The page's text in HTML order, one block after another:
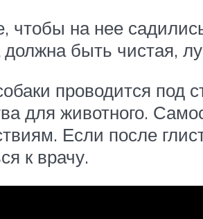
чтобы на нее
должна быть чистая,
проводится под
для животного.
Если после
к врачу.